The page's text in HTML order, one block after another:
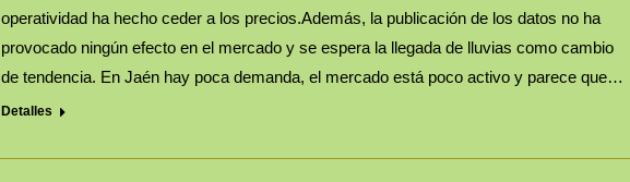
operatividad ha hecho ceder a los precios.Además, la publicación de los datos no ha
provocado ningún efecto en el mercado y se espera la llegada de lluvias como cambio
de tendencia. En Jaén hay poca demanda, el mercado está poco activo y parece que…
Detalles